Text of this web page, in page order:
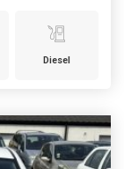
Diesel